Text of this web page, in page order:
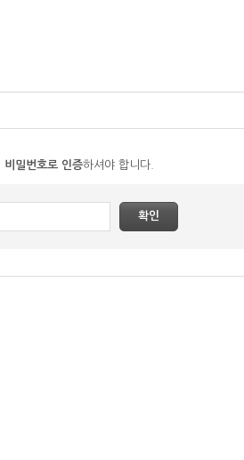
비밀번호로 인증하셔야 합니다.
확인